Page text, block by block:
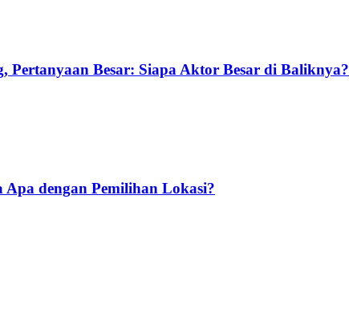
Besar: Siapa Aktor Besar di Baliknya?
dengan Pemilihan Lokasi?